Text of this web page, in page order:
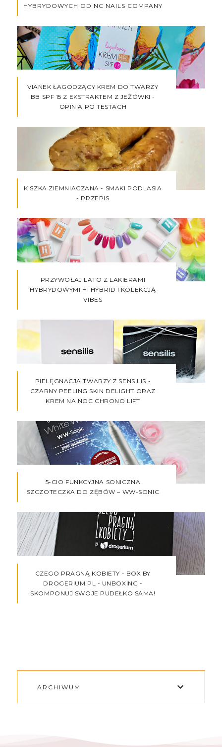
HYBRYDOWYCH OD NC NAILS COMPANY
VIANEK ŁAGODZĄCY KREM DO TWARZY
BB SPF 15 Z EKSTRAKTEM Z JEŻÓWKI -
OPINIA PO TESTACH
KISZKA ZIEMNIACZANA - SMAKI PODLASIA
- PRZEPIS
PRZYWOŁAJ LATO Z LAKIERAMI
HYBRYDOWYMI HI HYBRID I KOLEKCJĄ
VIBES
PIELĘGNACJA TWARZY Z SENSILIS -
CZARNY PEELING SKIN DELIGHT ORAZ
KREM NA NOC CHRONO LIFT
5-CIO FUNKCYJNA SONICZNA
SZCZOTECZKA DO ZĘBÓW – WW-SONIC
CZEGO PRAGNĄ KOBIETY - BOX BY
DROGERIUM.PL - UNBOXING -
SKOMPONUJ SWOJE PUDEŁKO SAMA!
ARCHIWUM